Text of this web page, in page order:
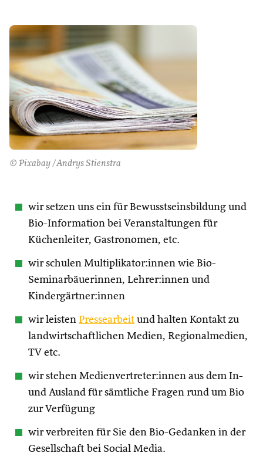
© Pixabay /Andrys Stienstra
wir setzen uns ein für Bewusstseinsbildung und
Bio-Information bei Veranstaltungen für
Küchenleiter, Gastronomen, etc.
wir schulen Multiplikator:innen wie Bio-
Seminarbäuerinnen, Lehrer:innen und
Kindergärtner:innen
wir leisten Pressearbeit und halten Kontakt zu
landwirtschaftlichen Medien, Regionalmedien,
TV etc.
wir stehen Medienvertreter:innen aus dem In-
und Ausland für sämtliche Fragen rund um Bio
zur Verfügung
wir verbreiten für Sie den Bio-Gedanken in der
Gesellschaft bei Social Media.